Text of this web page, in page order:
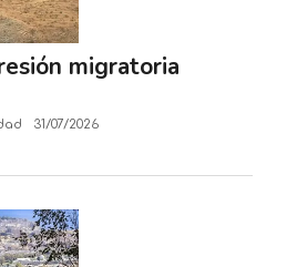
migratoria
31/07/2026